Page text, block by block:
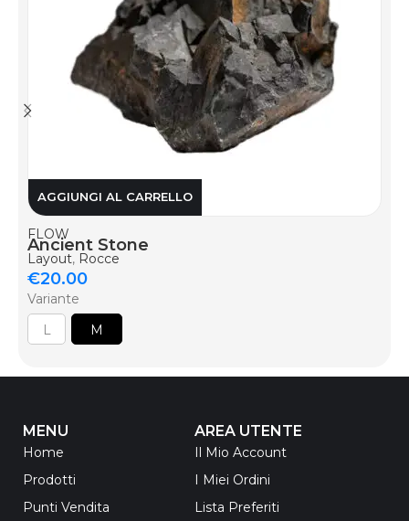
AGGIUNGI AL CARRELLO
FLOW
Ancient Stone
Layout, Rocce
€20.00
Variante
L
M
MENU
Home
Prodotti
Punti Vendita
AREA UTENTE
Il Mio Account
I Miei Ordini
Lista Preferiti